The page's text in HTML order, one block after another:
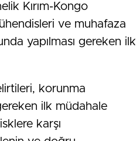
Kırım-Kongo
ve muhafaza
yapılması gereken ilk
korunma
ilk müdahale
karşı